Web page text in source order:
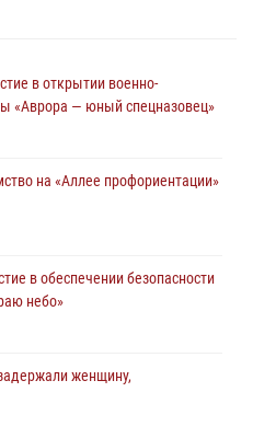
в открытии военно-
«Аврора — юный спецназовец»
на «Аллее профориентации»
в обеспечении безопасности
небо»
женщину,